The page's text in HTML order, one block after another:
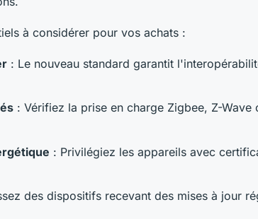
à considérer pour vos achats :
: Le nouveau standard garantit
: Vérifiez la prise en charge Zigbee, Z-Wave
: Privilégiez les appareils avec
des dispositifs recevant des mises à jour